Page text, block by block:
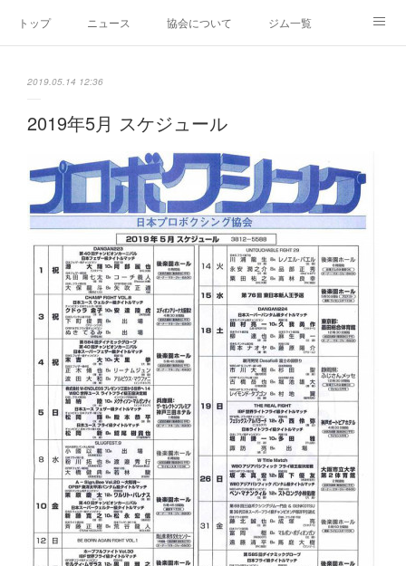
トップ ニュース 協会について ジム一覧
2019.05.14 12:36
2019年5月 スケジュール